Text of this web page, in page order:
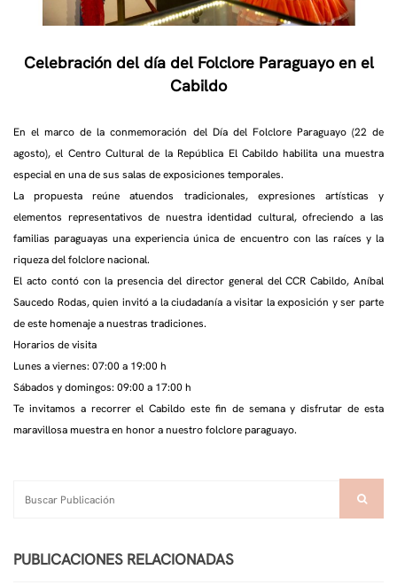
Celebración del día del Folclore Paraguayo en el
Cabildo
En el marco de la conmemoración del Día del Folclore Paraguayo (22 de
agosto), el Centro Cultural de la República El Cabildo habilita una muestra
especial en una de sus salas de exposiciones temporales.
La propuesta reúne atuendos tradicionales, expresiones artísticas y
elementos representativos de nuestra identidad cultural, ofreciendo a las
familias paraguayas una experiencia única de encuentro con las raíces y la
riqueza del folclore nacional.
El acto contó con la presencia del director general del CCR Cabildo, Aníbal
Saucedo Rodas, quien invitó a la ciudadanía a visitar la exposición y ser parte
de este homenaje a nuestras tradiciones.
Horarios de visita
Lunes a viernes: 07:00 a 19:00 h
Sábados y domingos: 09:00 a 17:00 h
Te invitamos a recorrer el Cabildo este fin de semana y disfrutar de esta
maravillosa muestra en honor a nuestro folclore paraguayo.
PUBLICACIONES RELACIONADAS